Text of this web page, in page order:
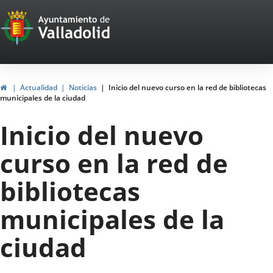
Portal
Web
del
Ayuntamiento
de
Valladolid
InicioActualidad Noticias
Inicio del nuevo curso en la red de bibliotecas
municipales de la ciudad
Inicio del nuevo
curso en la red de
bibliotecas
municipales de la
ciudad